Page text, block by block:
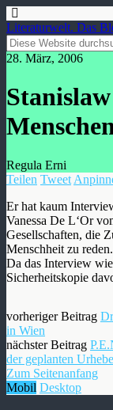
Literaturwelt. Das
28. März, 2006
Regula Erni
Teilen Tweet
Er hat kaum
Vanessa De L‘Or
Gesellschaften, die
Menschheit zu reden.
Da das Interview
Sicherheitskopie
vorheriger Beitrag
in Wien
nächster Beitrag
der geplanten
Zum Seitenanfang
Mobil Desktop